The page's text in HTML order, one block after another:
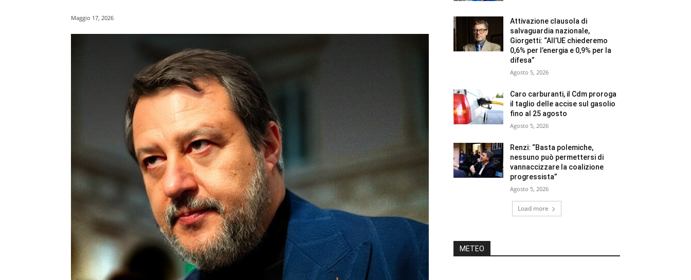
Maggio 17, 2026
Attivazione clausola di
salvaguardia nazionale,
Giorgetti: “All’UE chiederemo
0,6% per l’energia e 0,9% per la
difesa”
Agosto 5, 2026
Caro carburanti, il Cdm proroga
il taglio delle accise sul gasolio
fino al 25 agosto
Agosto 5, 2026
Renzi: “Basta polemiche,
nessuno può permettersi di
vannaccizzare la coalizione
progressista”
Agosto 5, 2026
Load more
METEO